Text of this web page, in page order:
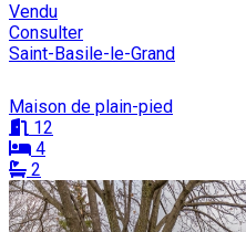
Vendu
Consulter
Saint-Basile-le-Grand
Maison de plain-pied
12
4
2